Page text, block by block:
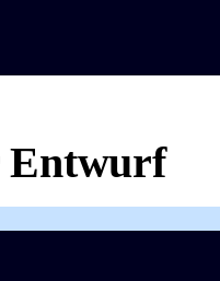
Entwurf